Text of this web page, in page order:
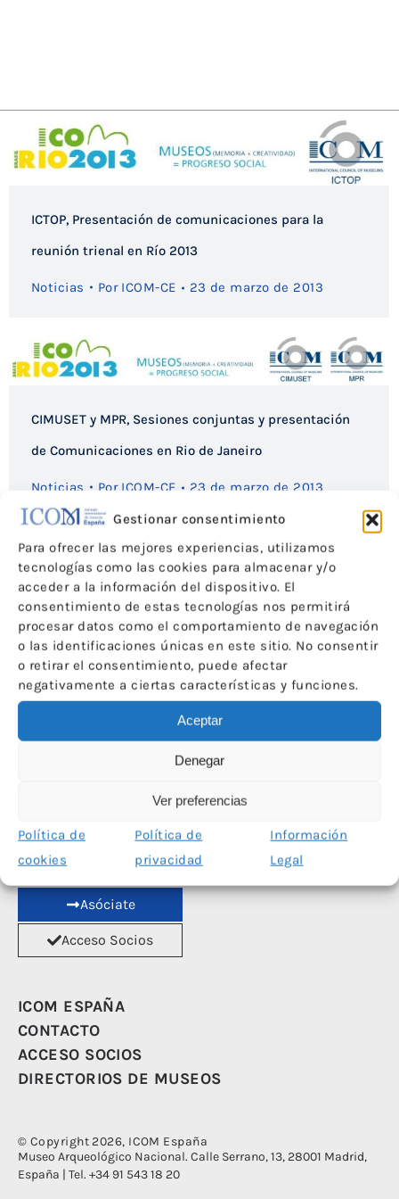
Gestionar consentimiento
Para ofrecer las mejores experiencias, utilizamos
tecnologías como las cookies para almacenar y/o
acceder a la información del dispositivo. El
consentimiento de estas tecnologías nos permitirá
procesar datos como el comportamiento de navegación
o las identificaciones únicas en este sitio. No consentir
o retirar el consentimiento, puede afectar
negativamente a ciertas características y funciones.
Aceptar
Denegar
Ver preferencias
Política de
cookies
Política de
privacidad
Información
Legal
ICTOP, Presentación de comunicaciones para la
reunión trienal en Río 2013
Noticias Por ICOM-CE 23 de marzo de 2013
CIMUSET y MPR, Sesiones conjuntas y presentación
de Comunicaciones en Rio de Janeiro
Noticias Por ICOM-CE 23 de marzo de 2013
Ministerio de Cultura
Asóciate
Acceso Socios
ICOM ESPAÑA
CONTACTO
ACCESO SOCIOS
DIRECTORIOS DE MUSEOS
© Copyright 2026, ICOM España
Museo Arqueológico Nacional. Calle Serrano, 13, 28001 Madrid,
España | Tel. +34 91 543 18 20